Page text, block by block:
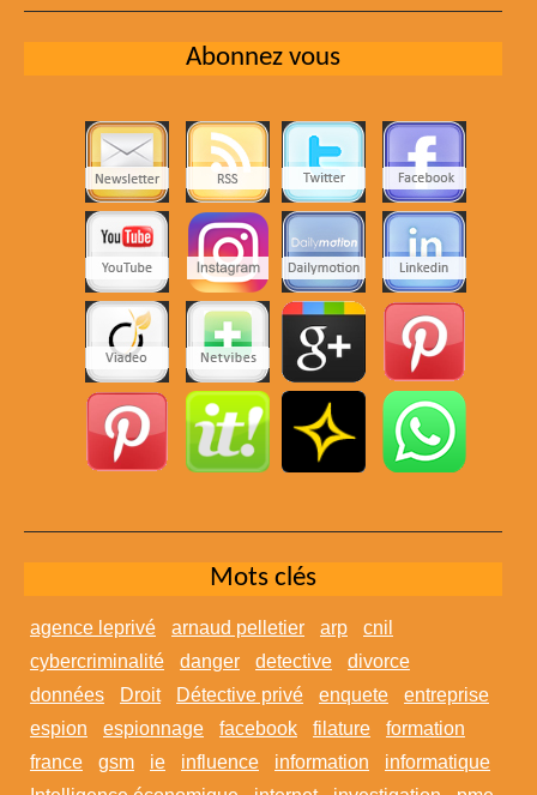
Abonnez vous
Mots clés
agence leprivé arnaud pelletier arp
cnil
cybercriminalité
danger detective
divorce
données
Droit Détective privé enquete
entreprise
espion
espionnage facebook filature
formation
france
gsm ie influence information
informatique